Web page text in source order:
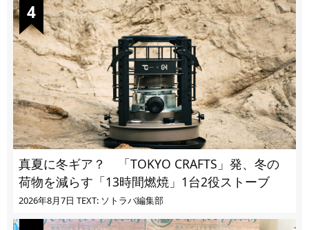
真夏に冬ギア？ 「TOKYO CRAFTS」発、冬の
荷物を減らす「13時間燃焼」1台2役ストーブ
2026年8月7日 TEXT: ソトラバ編集部